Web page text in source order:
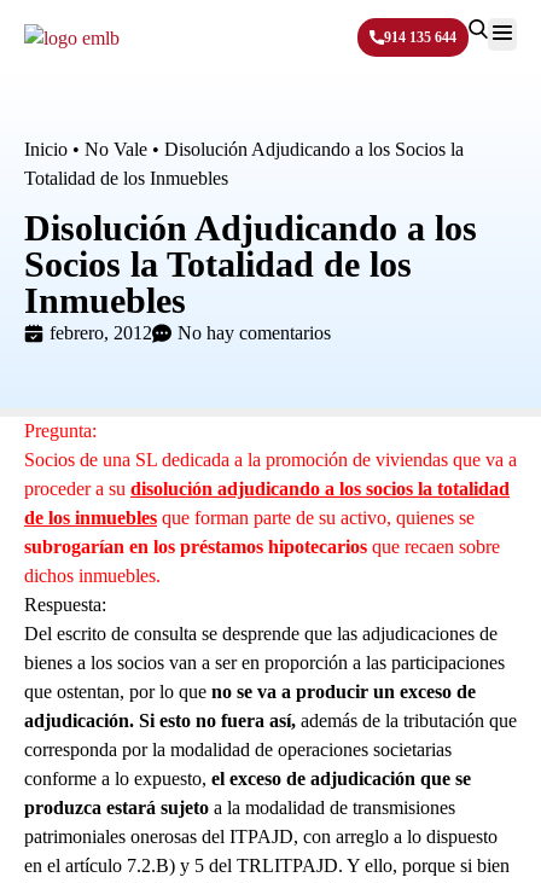
914 135 644
Inicio • No Vale • Disolución Adjudicando a los Socios la
Totalidad de los Inmuebles
Disolución Adjudicando a los
Socios la Totalidad de los
Inmuebles
febrero, 2012 No hay comentarios
Pregunta:
Socios de una SL dedicada a la promoción de viviendas que va a
proceder a su disolución adjudicando a los socios la totalidad
de los inmuebles que forman parte de su activo, quienes se
subrogarían en los préstamos hipotecarios que recaen sobre
dichos inmuebles.
Respuesta:
Del escrito de consulta se desprende que las adjudicaciones de
bienes a los socios van a ser en proporción a las participaciones
que ostentan, por lo que no se va a producir un exceso de
adjudicación. Si esto no fuera así, además de la tributación que
corresponda por la modalidad de operaciones societarias
conforme a lo expuesto, el exceso de adjudicación que se
produzca estará sujeto a la modalidad de transmisiones
patrimoniales onerosas del ITPAJD, con arreglo a lo dispuesto
en el artículo 7.2.B) y 5 del TRLITPAJD. Y ello, porque si bien